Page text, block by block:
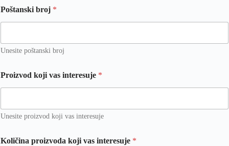
Poštanski broj *
Unesite poštanski broj
Proizvod koji vas interesuje *
Unesite proizvod koji vas interesuje
Količina proizvoda koji vas interesuje *